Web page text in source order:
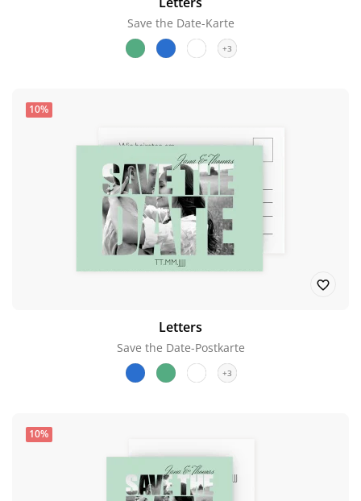
Save the Date-Karte
+3
10%
Letters
Save the Date-Postkarte
+3
10%